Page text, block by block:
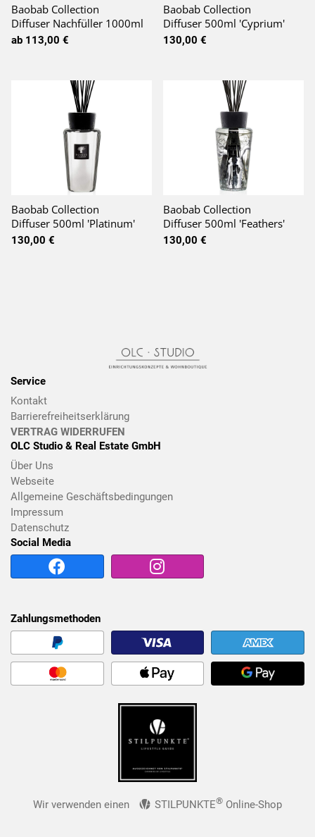
Baobab Collection
Diffuser Nachfüller 1000ml
ab 113,00 €
Baobab Collection
Diffuser 500ml 'Cyprium'
130,00 €
Baobab Collection
Diffuser 500ml 'Platinum'
130,00 €
Baobab Collection
Diffuser 500ml 'Feathers'
130,00 €
Service
Kontakt
Barrierefreiheitserklärung
VERTRAG WIDERRUFEN
OLC Studio & Real Estate GmbH
Über Uns
Webseite
Allgemeine Geschäftsbedingungen
Impressum
Datenschutz
Social Media
Zahlungsmethoden
Wir verwenden einen STILPUNKTE® Online-Shop